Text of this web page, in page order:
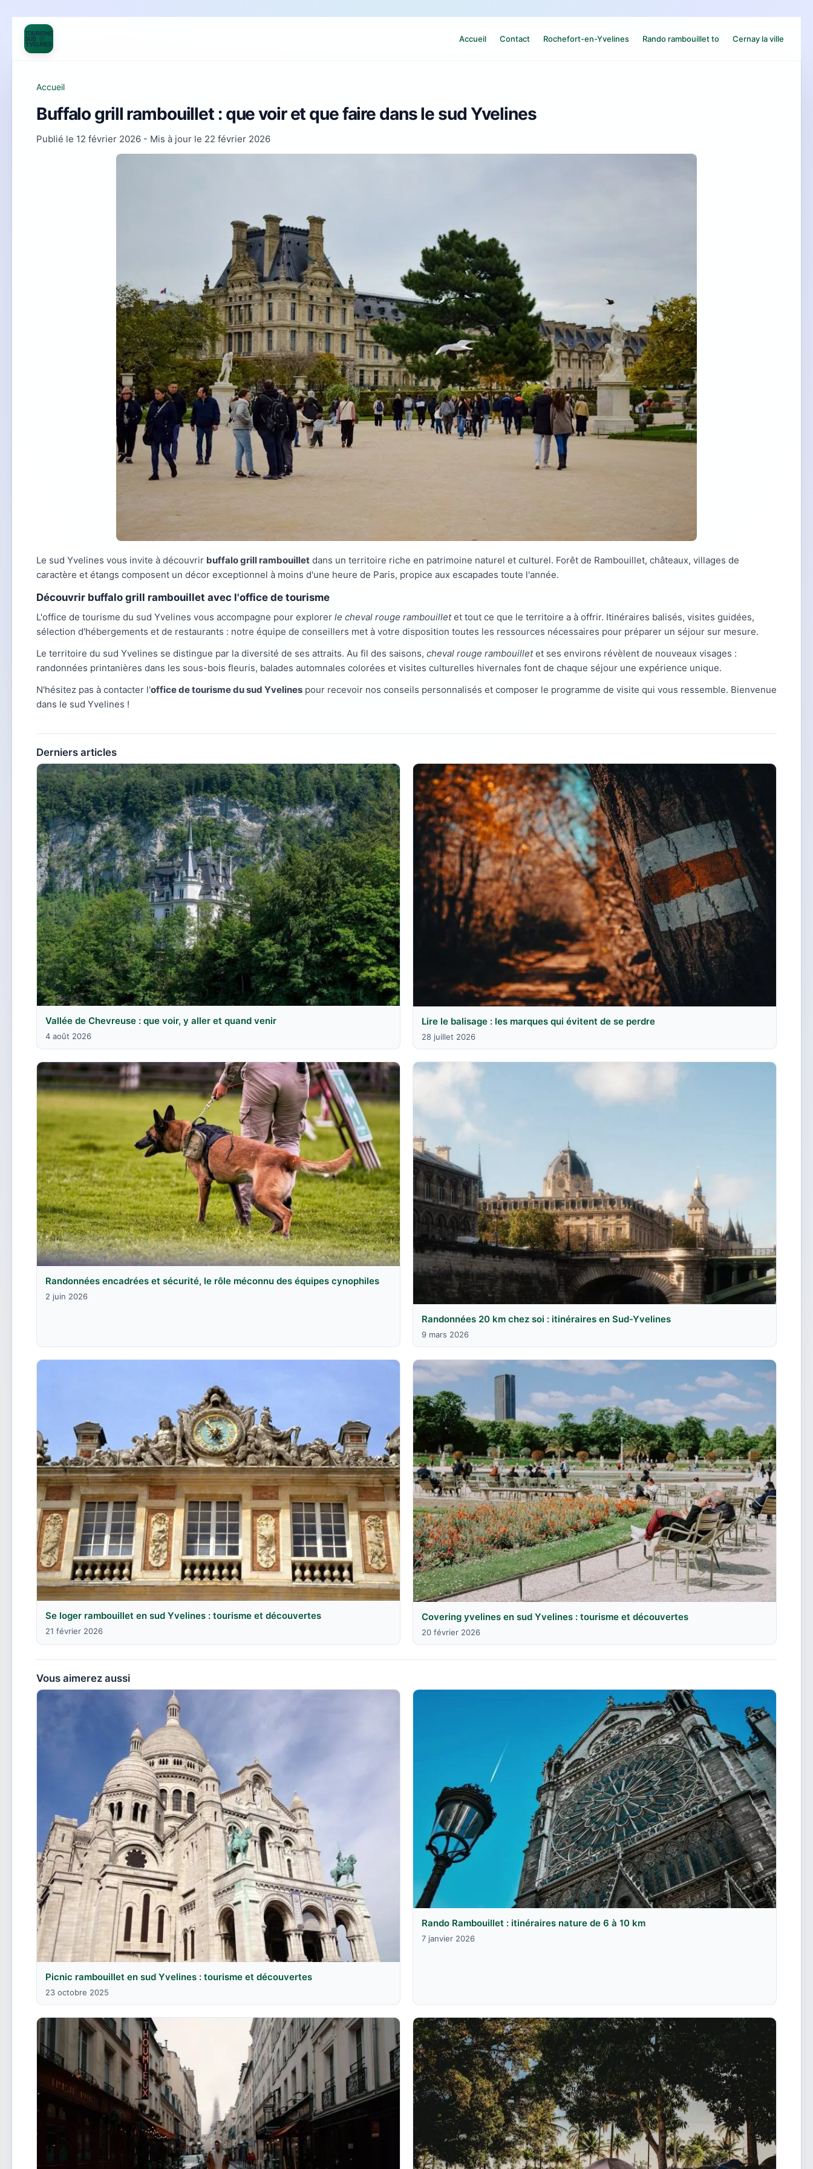
Accueil Contact Rochefort-en-Yvelines Rando rambouillet to Cernay la ville
Accueil
Buffalo grill rambouillet : que voir et que faire dans le sud Yvelines
Publié le 12 février 2026 - Mis à jour le 22 février 2026
Le sud Yvelines vous invite à découvrir buffalo grill rambouillet dans un territoire riche en patrimoine naturel et culturel. Forêt de Rambouillet, châteaux, villages de
caractère et étangs composent un décor exceptionnel à moins d'une heure de Paris, propice aux escapades toute l'année.
Découvrir buffalo grill rambouillet avec l'office de tourisme
L'office de tourisme du sud Yvelines vous accompagne pour explorer le cheval rouge rambouilletet tout ce que le territoire a à offrir. Itinéraires balisés, visites guidées,
sélection d'hébergements et de restaurants : notre équipe de conseillers met à votre disposition toutes les ressources nécessaires pour préparer un séjour sur mesure.
Le territoire du sud Yvelines se distingue par la diversité de ses attraits. Au fil des saisons, cheval rouge rambouilletet ses environs révèlent de nouveaux visages :
randonnées printanières dans les sous-bois fleuris, balades automnales colorées et visites culturelles hivernales font de chaque séjour une expérience unique.
N'hésitez pas à contacter l'office de tourisme du sud Yvelines pour recevoir nos conseils personnalisés et composer le programme de visite qui vous ressemble. Bienvenue
dans le sud Yvelines !
Derniers articles
Vallée de Chevreuse : que voir, y aller et quand venir
4 août 2026
Lire le balisage : les marques qui évitent de se perdre
28 juillet 2026
Randonnées encadrées et sécurité, le rôle méconnu des équipes cynophiles
2 juin 2026
Randonnées 20 km chez soi : itinéraires en Sud-Yvelines
9 mars 2026
Se loger rambouillet en sud Yvelines : tourisme et découvertes
21 février 2026
Covering yvelines en sud Yvelines : tourisme et découvertes
20 février 2026
Vous aimerez aussi
Picnic rambouillet en sud Yvelines : tourisme et découvertes
23 octobre 2025
Rando Rambouillet : itinéraires nature de 6 à 10 km
7 janvier 2026